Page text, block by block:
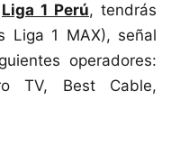
Liga 1 Perú, tendrás
Liga 1 MAX), señal
operadores:
TV, Best Cable,